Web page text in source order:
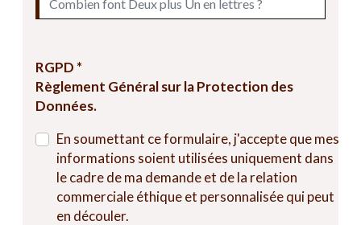
RGPD *
Règlement Général sur la Protection des
Données.
En soumettant ce formulaire, j'accepte que mes
informations soient utilisées uniquement dans
le cadre de ma demande et de la relation
commerciale éthique et personnalisée qui peut
en découler.